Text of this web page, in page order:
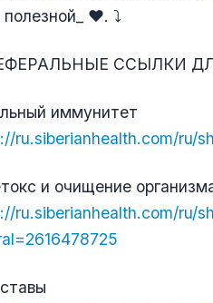
полезной_ ❤. ⤵️
ССЫЛКИ
иммунитет
ru.siberianhealth.com/ru/
и очищение
ru.siberianhealth.com/ru/